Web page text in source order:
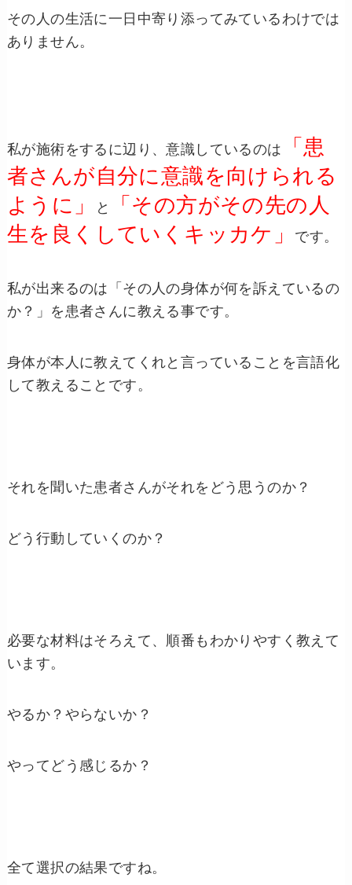
その人の生活に一日中寄り添ってみているわけでは
ありません。
私が施術をするに辺り、意識しているのは
「患
者さんが自分に意識を向けられる
ように」
と
「その方がその先の人
生を良くしていくキッカケ」
です。
私が出来るのは「その人の身体が何を訴えているの
か？」を患者さんに教える事です。
身体が本人に教えてくれと言っていることを言語化
して教えることです。
それを聞いた患者さんがそれをどう思うのか？
どう行動していくのか？
必要な材料はそろえて、順番もわかりやすく教えて
います。
やるか？やらないか？
やってどう感じるか？
全て選択の結果ですね。